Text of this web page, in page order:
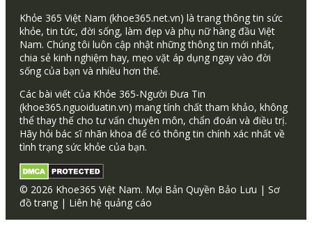
Khỏe 365 Việt Nam (khoe365.net.vn) là trang thông tin sức
khỏe, tin tức, đời sống, làm đẹp và phụ nữ hàng đầu Việt
Nam. Chúng tôi luôn cập nhật những thông tin mới nhất,
chia sẻ kinh nghiệm hay, mẹo vặt áp dụng ngay vào đời
sống của bạn và nhiều hơn thế.
Các bài viết của Khỏe 365-Người Đưa Tin
(khoe365.nguoiduatin.vn) mang tính chất tham khảo, không
thể thay thế cho tư vấn chuyên môn, chẩn đoán và điều trị.
Hãy hỏi bác sĩ nhãn khoa để có thông tin chính xác nhất về
tình trạng sức khỏe của bạn.
© 2026 Khoe365 Việt Nam. Mọi Bản Quyền Bảo Lưu | Sơ
đồ trang | Liên hệ quảng cáo